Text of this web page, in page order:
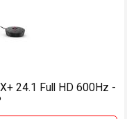
Programables 100cm